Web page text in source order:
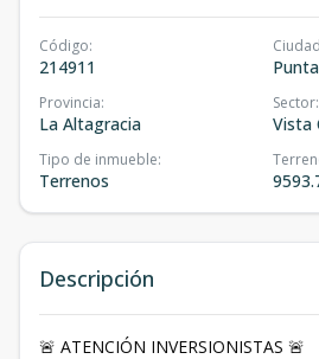
Código:
214911
Ciudad
Provincia:
La Altagracia
Sector:
Vista
Tipo de inmueble:
Terrenos
Descripción
🚨 ATENCIÓN INVERSIONISTAS 🚨